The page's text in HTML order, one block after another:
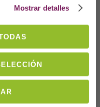
Mostrar detalles